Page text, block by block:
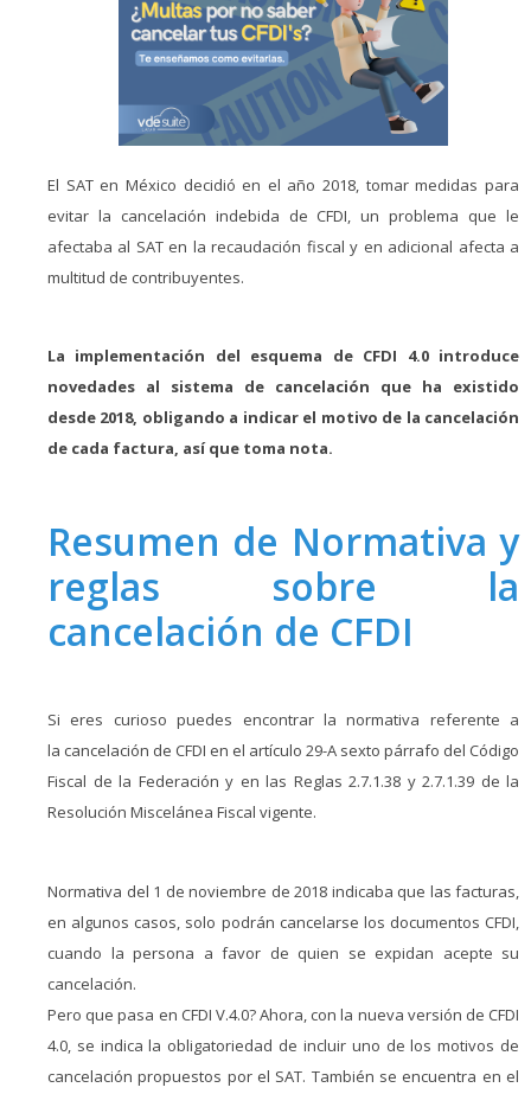
El SAT en México decidió en el año 2018, tomar medidas para
evitar la cancelación indebida de CFDI, un problema que le
afectaba al SAT en la recaudación fiscal y en adicional afecta a
multitud de contribuyentes.
La implementación del esquema de CFDI 4.0 introduce
novedades al sistema de cancelación que ha existido
desde 2018, obligando a indicar el motivo de la cancelación
de cada factura, así que toma nota.
Resumen de Normativa y
reglas sobre la
cancelación de CFDI
Si eres curioso puedes encontrar la normativa referente a
la cancelación de CFDI en el artículo 29-A sexto párrafo del Código
Fiscal de la Federación y en las Reglas 2.7.1.38 y 2.7.1.39 de la
Resolución Miscelánea Fiscal vigente.
Normativa del 1 de noviembre de 2018 indicaba que las facturas,
en algunos casos, solo podrán cancelarse los documentos CFDI,
cuando la persona a favor de quien se expidan acepte su
cancelación.
Pero que pasa en CFDI V.4.0? Ahora, con la nueva versión de CFDI
4.0, se indica la obligatoriedad de incluir uno de los motivos de
cancelación propuestos por el SAT. También se encuentra en el